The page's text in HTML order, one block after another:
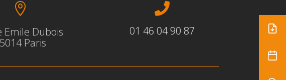

Emile Dubois
Paris

01 46 04 90 87